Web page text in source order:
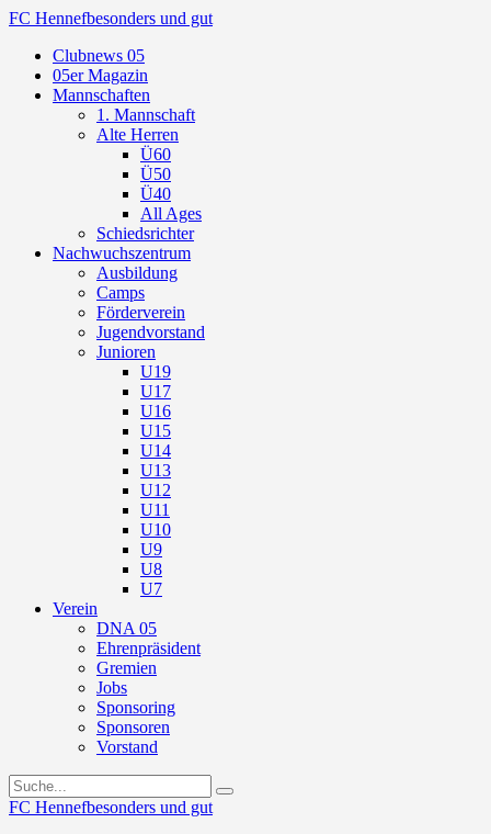
FC Hennefbesonders und gut
Clubnews 05
05er Magazin
Mannschaften
1. Mannschaft
Alte Herren
Ü60
Ü50
Ü40
All Ages
Schiedsrichter
Nachwuchszentrum
Ausbildung
Camps
Förderverein
Jugendvorstand
Junioren
U19
U17
U16
U15
U14
U13
U12
U11
U10
U9
U8
U7
Verein
DNA 05
Ehrenpräsident
Gremien
Jobs
Sponsoring
Sponsoren
Vorstand
FC Hennefbesonders und gut